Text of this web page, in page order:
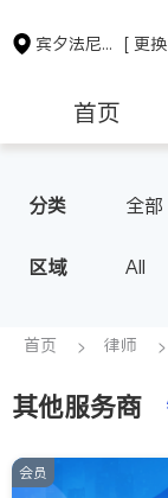
宾夕法尼亚州 [ 更
首页
保险理财
银行贷款
建筑装修
分类 全部
区域 All
PA
首页 律师
其他服务商
会员